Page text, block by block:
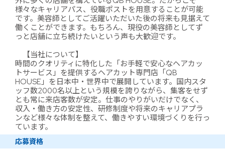
様々なキャリアパス、役職ポストを用意することが可能
です。美容師としてご活躍いただいた後の将来も見据えて
働くことができます。もちろん、現役の美容師としてず
っと店舗に立ち続けたいという声も大歓迎です。
【当社について】
時間のクオリティに特化した「お手軽で安心なヘアカッ
トサービス」を提供するヘアカット専門店「QB
HOUSE」を日本中・世界中で展開しています。国内スタ
ッフ数2000名以上という規模を誇りながら、集客をせず
とも常に来店客数が安定。仕事のやりがいだけでなく、
収入・働き方の安定性、研修制度や将来のキャリアプラ
ンなど様々な体制を整えて、働きやすい環境づくりを行っ
ています。
応募資格